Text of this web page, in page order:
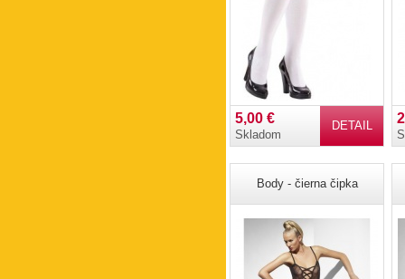
DETAIL
5,00 €
Skladom
Body - čierna čipka